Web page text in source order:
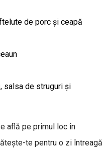
de porc și ceapă
salsa de struguri și
află pe primul loc în
te pentru o zi întreagă